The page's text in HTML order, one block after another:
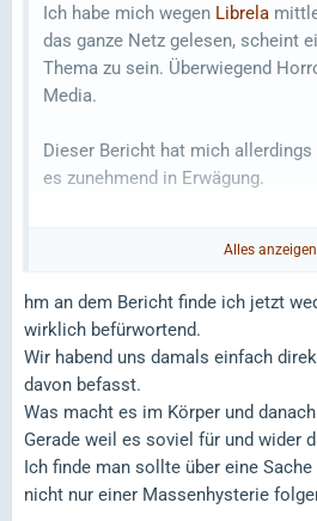
Ich habe mich wegen Librela
das ganze Netz gelesen, scheint
Thema zu sein. Überwiegend
Media.
Dieser Bericht hat mich
es zunehmend in Erwägung.
https://www.ralph-rueckert.de/
Alles anzeigen
hm an dem Bericht finde ich jetzt
wirklich befürwortend.
Wir habend uns damals einfach
davon befasst.
Was macht es im Körper und
Gerade weil es soviel für und wider
Ich finde man sollte über eine
nicht nur einer Massenhysterie